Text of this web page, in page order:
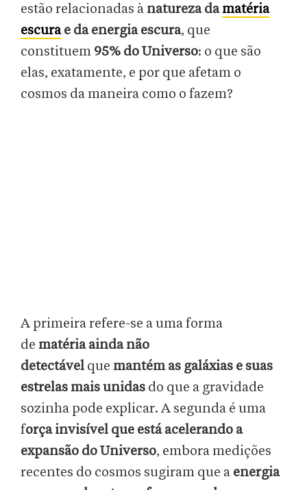
estão relacionadas à natureza damatéria
escurae da energia escura, que
constituem 95% do Universo: o que são
elas, exatamente, e por que afetam o
cosmos da maneira como o fazem?
A primeira refere-se a uma forma
de matéria ainda não
detectável que mantém as galáxias e suas
estrelas mais unidas do que a gravidade
sozinha pode explicar. A segunda é uma
força invisível que está acelerando a
expansão do Universo, embora medições
recentes do cosmos sugiram que a energia